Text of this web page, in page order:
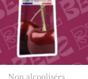
Non alcoolisées